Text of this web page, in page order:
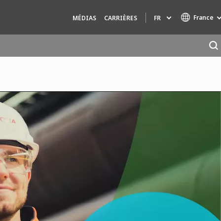
MÉDIAS CARRIÈRES FR France
AIR QUALITY
INGÉNIERIE & CONSEIL
HAZARDOUS WASTE EUROPE
INDUSTRIES GLOBAL SOLUTIONS
NUCLEAR SOLUTIONS
SEDE BENELUX
VEOLIA AGRICULTURE